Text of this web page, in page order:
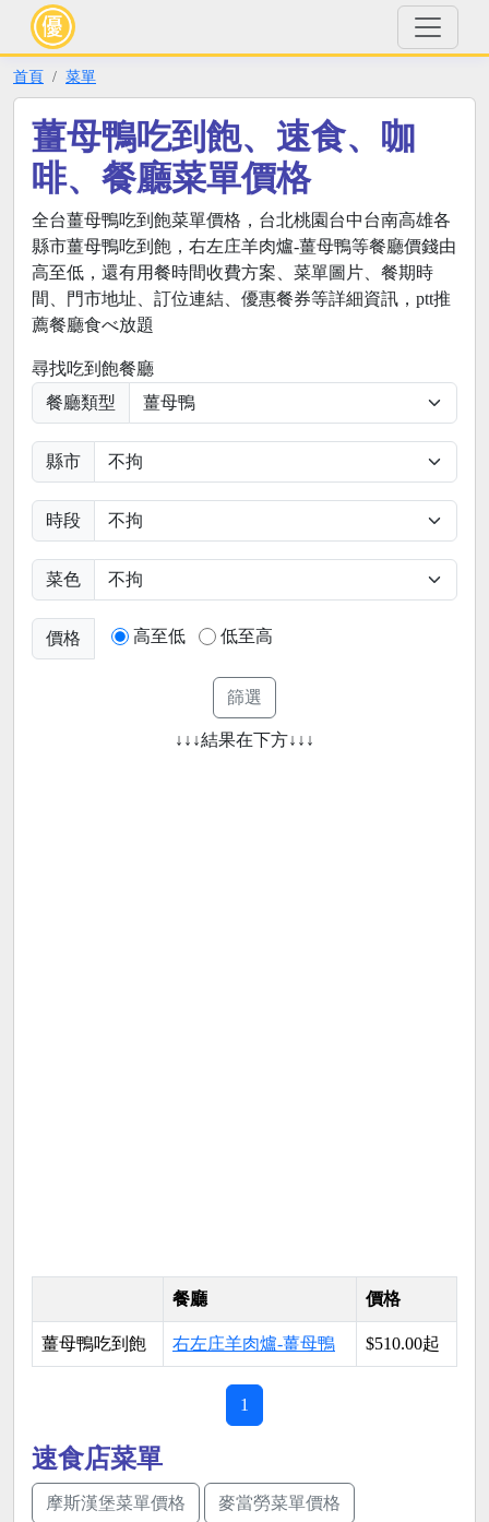
首頁 菜單
薑母鴨吃到飽、速食、咖
啡、餐廳菜單價格
全台薑母鴨吃到飽菜單價格，台北桃園台中台南高雄各
縣市薑母鴨吃到飽，右左庄羊肉爐-薑母鴨等餐廳價錢由
高至低，還有用餐時間收費方案、菜單圖片、餐期時
間、門市地址、訂位連結、優惠餐券等詳細資訊，ptt推
薦餐廳食べ放題
尋找吃到飽餐廳
餐廳類型
縣市
時段
菜色
價格 高至低 低至高
↓↓↓結果在下方↓↓↓
餐廳 價格
薑母鴨吃到飽 右左庄羊肉爐-薑母鴨 $510.00起
1
速食店菜單
摩斯漢堡菜單價格 麥當勞菜單價格